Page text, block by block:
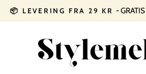
Pause
SOMMERSALG 2026 SE